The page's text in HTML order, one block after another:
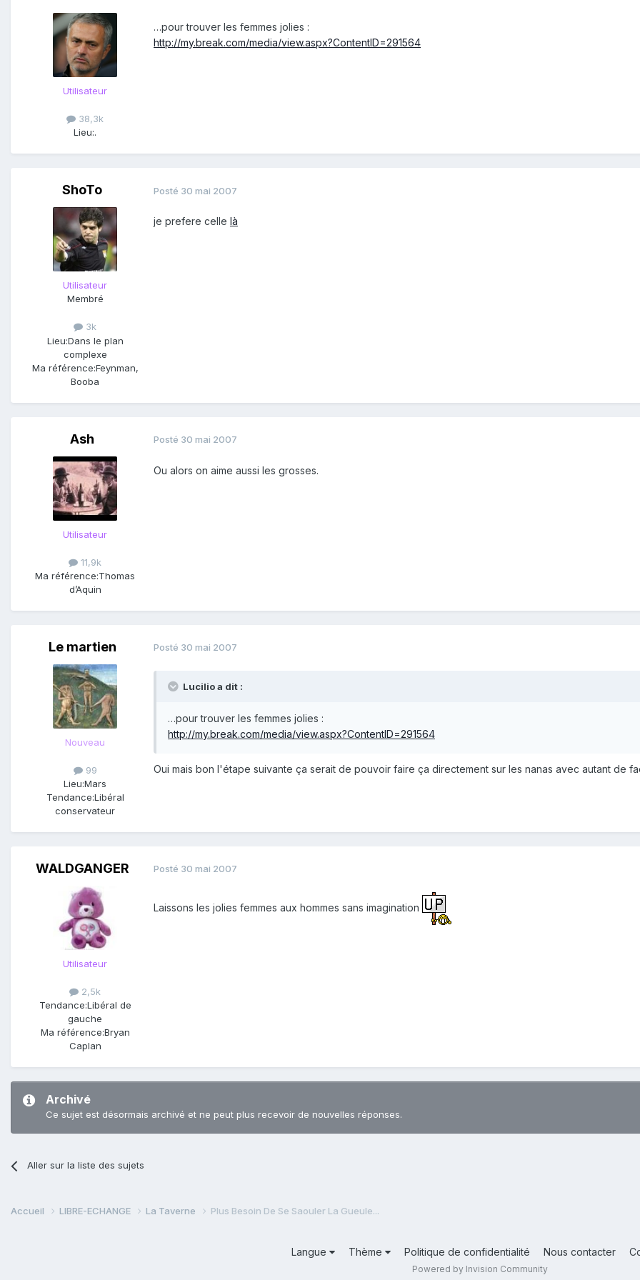
Utilisateur
38,3k
Lieu:.
…pour trouver les femmes jolies :
http://my.break.com/media/view.aspx?ContentID=291564
ShoTo
Utilisateur
Membré
3k
Lieu:Dans le plan
complexe
Ma référence:Feynman,
Booba
Posté 30 mai 2007
je prefere celle là
Ash
Utilisateur
11,9k
Ma référence:Thomas
d’Aquin
Posté 30 mai 2007
Ou alors on aime aussi les grosses.
Le martien
Nouveau
99
Lieu:Mars
Tendance:Libéral
conservateur
Posté 30 mai 2007
Lucilio a dit :
…pour trouver les femmes jolies :
http://my.break.com/media/view.aspx?ContentID=291564
Oui mais bon l'étape suivante ça serait de pouvoir faire ça directement sur les nanas avec autant de
WALDGANGER
Utilisateur
2,5k
Tendance:Libéral de
gauche
Ma référence:Bryan
Caplan
Posté 30 mai 2007
Laissons les jolies femmes aux hommes sans imagination
Archivé
Ce sujet est désormais archivé et ne peut plus recevoir de nouvelles réponses.
Aller sur la liste des sujets
Accueil LIBRE-ECHANGE La Taverne Plus Besoin De Se Saouler La Gueule...
Langue Thème Politique de confidentialité Nous contacter
Powered by Invision Community